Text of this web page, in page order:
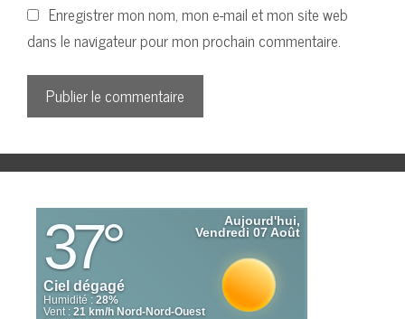
Enregistrer mon nom, mon e-mail et mon site web
dans le navigateur pour mon prochain commentaire.